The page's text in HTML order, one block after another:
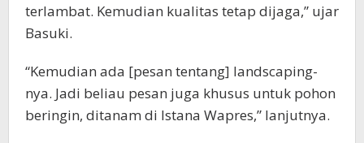
terlambat. Kemudian kualitas tetap dijaga,” ujar
Basuki.
“Kemudian ada [pesan tentang] landscaping-
nya. Jadi beliau pesan juga khusus untuk pohon
beringin, ditanam di Istana Wapres,” lanjutnya.